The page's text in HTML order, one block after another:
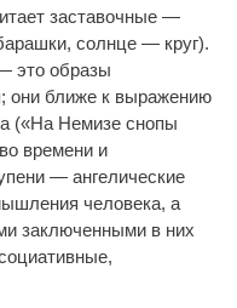
заставочные —
солнце — круг).
это образы
они ближе к выражению
(«На Немизе снопы
времени и
— ангелические
человека, а
заключенными в них